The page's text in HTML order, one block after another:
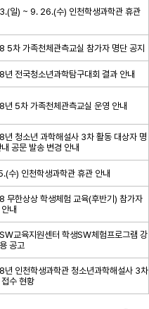
일) ~ 9. 26.(수) 인천학생과학관 휴관
5차 가족천체관측교실 참가자 명단 공지
년 전국청소년과학탐구대회 결과 안내
년 5차 가족천체관측교실 운영 안내
년 청소년 과학해설사 3차 활동 대상자 명
공문 발송 변경 안내
수) 인천학생과학관 휴관 안내
무한상상 학생체험 교육(후반기) 참가자
내
교육지원센터 학생SW체험프로그램 강
공고
년 인천학생과학관 청소년과학해설사 3차
수 현황